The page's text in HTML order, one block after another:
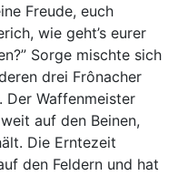
Freude, euch
wie geht’s eurer
Sorge mischte sich
drei Frônacher
Der Waffenmeister
auf den Beinen,
Die Erntezeit
den Feldern und hat